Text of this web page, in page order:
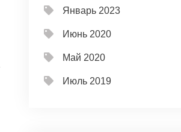
Январь 2023
Июнь 2020
Май 2020
Июль 2019